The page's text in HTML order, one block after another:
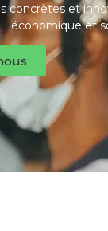
concrètes et
économique et